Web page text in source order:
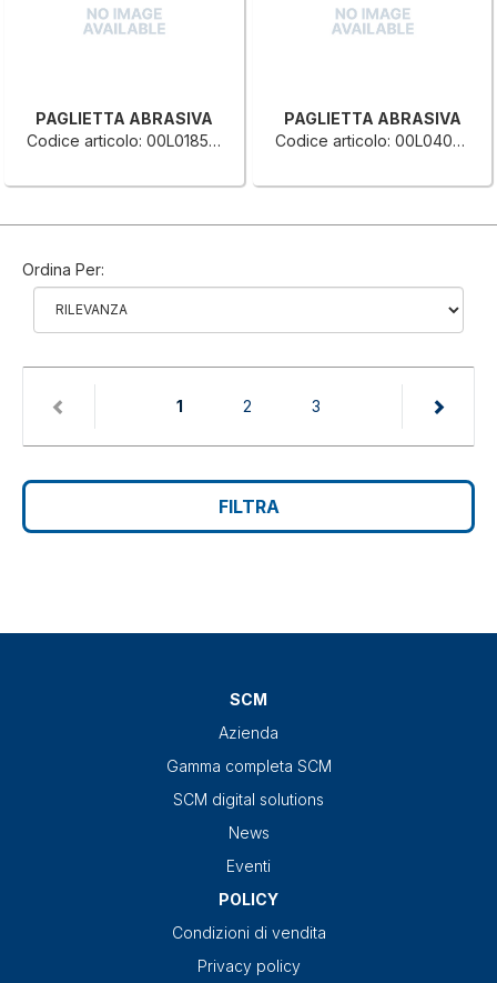
PAGLIETTA ABRASIVA
Codice articolo: 00L0185531A
PAGLIETTA ABRASIVA
Codice articolo: 00L0404689A
Ordina Per:
1(current)
2 3
FILTRA
SCM
Azienda
Gamma completa SCM
SCM digital solutions
News
Eventi
POLICY
Condizioni di vendita
Privacy policy